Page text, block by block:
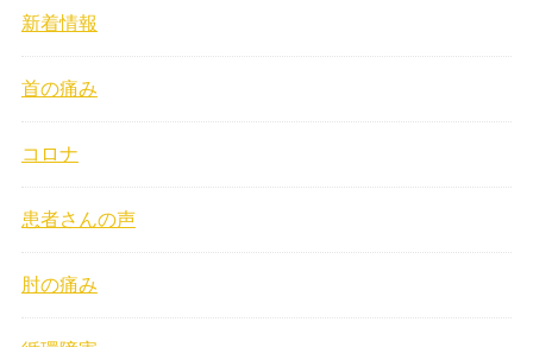
新着情報
首の痛み
コロナ
患者さんの声
肘の痛み